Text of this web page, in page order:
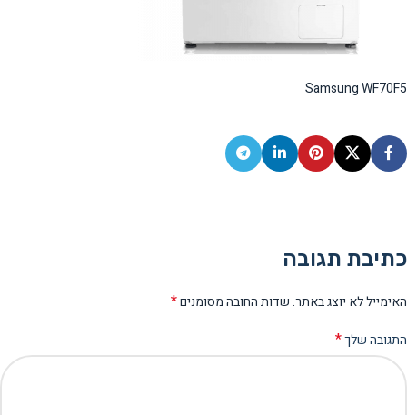
Samsung WF70F5
כתיבת תגובה
האימייל לא יוצג באתר.שדות החובה מסומנים*
התגובה שלך*